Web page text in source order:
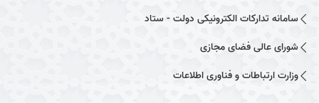
سامانه تدارکات الکترونیکی دولت - ستاد
شورای عالی فضای مجازی
وزارت ارتباطات و فناوری اطلاعات